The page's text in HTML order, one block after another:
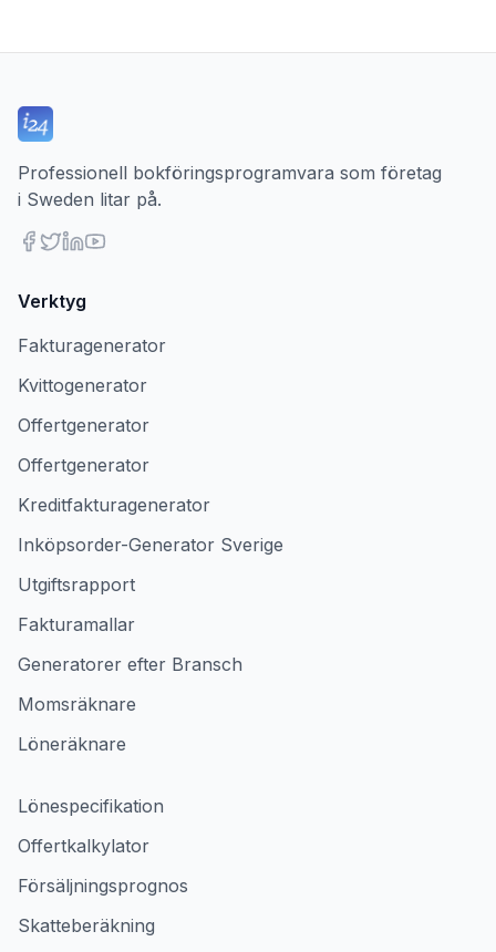
Professionell bokföringsprogramvara som företag
i Sweden litar på.
Verktyg
Fakturagenerator
Kvittogenerator
Offertgenerator
Offertgenerator
Kreditfakturagenerator
Inköpsorder-Generator Sverige
Utgiftsrapport
Fakturamallar
Generatorer efter Bransch
Momsräknare
Löneräknare
Lönespecifikation
Offertkalkylator
Försäljningsprognos
Skatteberäkning